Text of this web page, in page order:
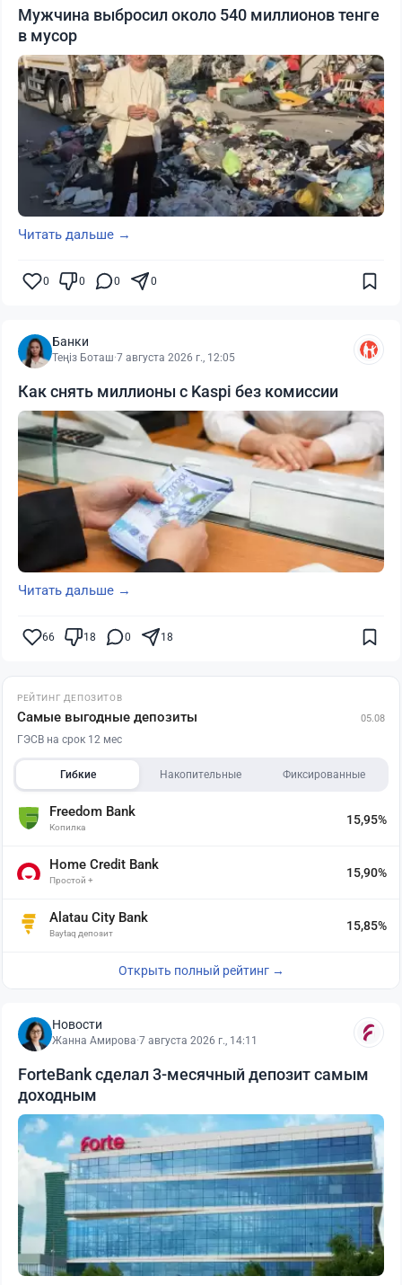
Мужчина выбросил около 540 миллионов тенге
в мусор
Читать дальше →
0 0 0 0
Банки
Теңіз Боташ·7 августа 2026 г., 12:05
Как снять миллионы с Kaspi без комиссии
Читать дальше →
66 18 0 18
РЕЙТИНГ ДЕПОЗИТОВ
Самые выгодные депозиты 05.08
ГЭСВ на срок 12 мес
Гибкие Накопительные Фиксированные
Freedom Bank
Копилка
15,95%
Home Credit Bank
Простой +
15,90%
Alatau City Bank
Baytaq депозит
15,85%
Открыть полный рейтинг →
Новости
Жанна Амирова·7 августа 2026 г., 14:11
ForteBank сделал 3-месячный депозит самым
доходным